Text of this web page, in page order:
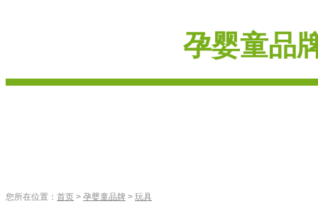
孕婴童品
您所在位置： 首页 > 孕婴童品牌 > 玩具